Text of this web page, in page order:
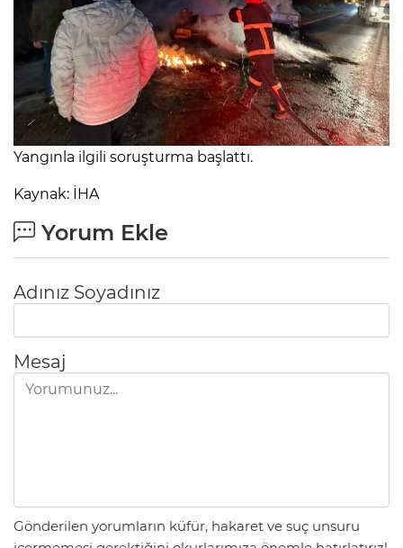
Yangınla ilgili soruşturma başlattı.
Kaynak: İHA
Yorum Ekle
Adınız Soyadınız
Mesaj
Gönderilen yorumların küfür, hakaret ve suç unsuru